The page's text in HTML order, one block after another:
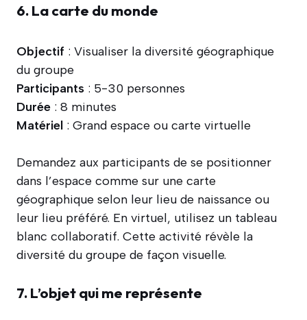
6. La carte du monde
Objectif : Visualiser la diversité géographique
du groupe
Participants : 5-30 personnes
Durée : 8 minutes
Matériel : Grand espace ou carte virtuelle
Demandez aux participants de se positionner
dans l’espace comme sur une carte
géographique selon leur lieu de naissance ou
leur lieu préféré. En virtuel, utilisez un tableau
blanc collaboratif. Cette activité révèle la
diversité du groupe de façon visuelle.
7. L’objet qui me représente